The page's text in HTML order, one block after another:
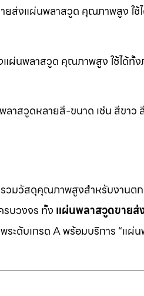
ส่งแผ่นพลาสวูด คุณภาพสูง ใช้
นพลาสวูด คุณภาพสูง ใช้ได้ทั้
สวูดหลายสี-ขนาด เช่น สีขาว
วมวัสดุคุณภาพสูงสำหรับงานตก
บวงจร ทั้ง แผ่นพลาสวูดขายส่
ะดับเกรด A พร้อมบริการ “แ